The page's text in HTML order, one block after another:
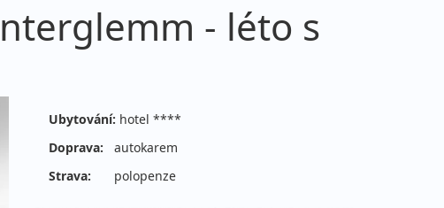
- léto s
Ubytování: hotel ****
Doprava:
autokarem
Strava:
polopenze